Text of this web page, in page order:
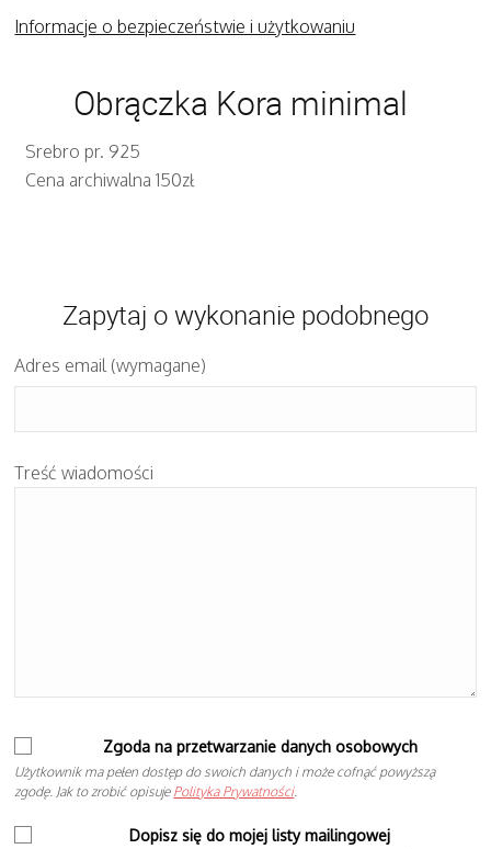
Informacje o bezpieczeństwie i użytkowaniu
Obrączka Kora minimal
Srebro pr. 925
Cena archiwalna 150zł
Zapytaj o wykonanie podobnego
Adres email (wymagane)
Treść wiadomości
Zgoda na przetwarzanie danych osobowych
Użytkownik ma pełen dostęp do swoich danych i może cofnąć powyższą
zgodę. Jak to zrobić opisuje Polityka Prywatności.
Dopisz się do mojej listy mailingowej